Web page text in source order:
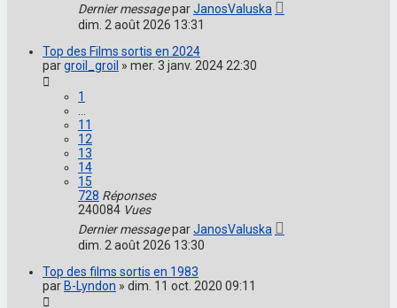
Dernier messageparJanosValuska
dim. 2 août 2026 13:31
Top des Films sortis en 2024
pargroil_groil » mer. 3 janv. 2024 22:30
1
11
12
13
14
15
728 Réponses
240084 Vues
Dernier messageparJanosValuska
dim. 2 août 2026 13:30
Top des films sortis en 1983
parB-Lyndon » dim. 11 oct. 2020 09:11